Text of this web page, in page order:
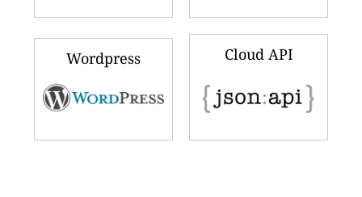
Wordpress Cloud API